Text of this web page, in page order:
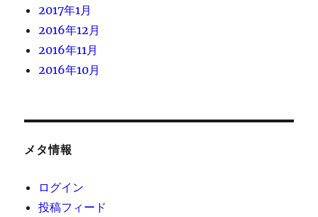
2017年1月
2016年12月
2016年11月
2016年10月
メタ情報
ログイン
投稿フィード